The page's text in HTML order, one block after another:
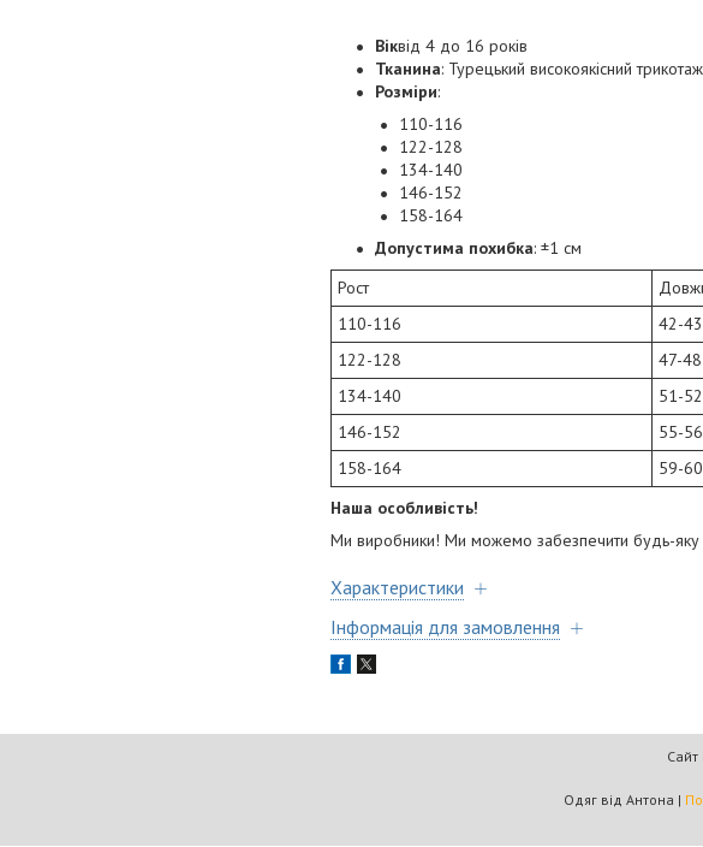
Віквід 4 до 16 років
Тканина: Турецький високоякісний
Розміри:
110-116
122-128
134-140
146-152
158-164
Допустима похибка: ±1 см
Рост
110-116
42-43
122-128
47-48
134-140
51-52
146-152
55-56
158-164
59-60
Наша особливість!
Ми виробники! Ми можемо забезпечити будь-яку
Характеристики
Інформація для замовлення
Сайт
Одяг від Антона |